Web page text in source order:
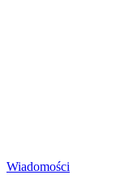
Wiadomości